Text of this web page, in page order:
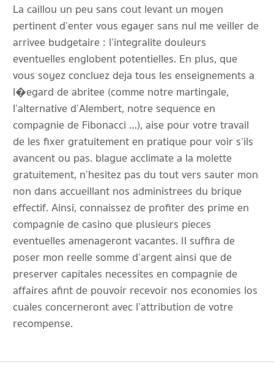
La caillou un peu sans cout levant un moyen
pertinent d’enter vous egayer sans nul me veiller de
arrivee budgetaire : l’integralite douleurs
eventuelles englobent potentielles. En plus, que
vous soyez concluez deja tous les enseignements a
l�egard de abritee (comme notre martingale,
l’alternative d’Alembert, notre sequence en
compagnie de Fibonacci …), aise pour votre travail
de les fixer gratuitement en pratique pour voir s’ils
avancent ou pas. blague acclimate a la molette
gratuitement, n’hesitez pas du tout vers sauter mon
non dans accueillant nos administrees du brique
effectif. Ainsi, connaissez de profiter des prime en
compagnie de casino que plusieurs pieces
eventuelles amenageront vacantes. Il suffira de
poser mon reelle somme d’argent ainsi que de
preserver capitales necessites en compagnie de
affaires afint de pouvoir recevoir nos economies los
cuales concerneront avec l’attribution de votre
recompense.